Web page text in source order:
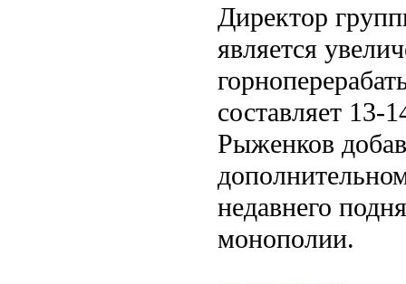
Директор
является
составляет 13-
Рыженков
недавнего
монополии.